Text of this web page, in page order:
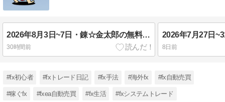
2026年8月3日~7日・錬☆金太郎の無料配布EA実績報告・FX自動売買
30時間前 8日前
#fx初心者 #fxトレード日記 #fx手法 #海外fx #fx自動売買
#稼ぐfx #fxea自動売買 #fx生活 #fxシステムトレード